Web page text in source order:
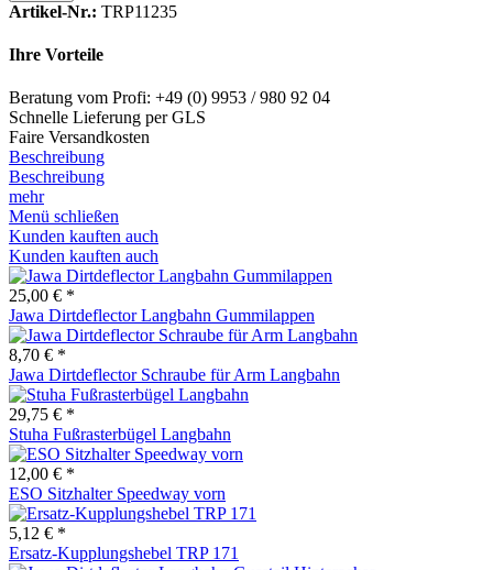
Artikel-Nr.: TRP11235
Ihre Vorteile
Beratung vom Profi: +49 (0) 9953 / 980 92 04
Schnelle Lieferung per GLS
Faire Versandkosten
Beschreibung
Beschreibung
mehr
Menü schließen
Kunden kauften auch
Kunden kauften auch
25,00 € *
Jawa Dirtdeflector Langbahn Gummilappen
8,70 € *
Jawa Dirtdeflector Schraube für Arm Langbahn
29,75 € *
Stuha Fußrasterbügel Langbahn
12,00 € *
ESO Sitzhalter Speedway vorn
5,12 € *
Ersatz-Kupplungshebel TRP 171